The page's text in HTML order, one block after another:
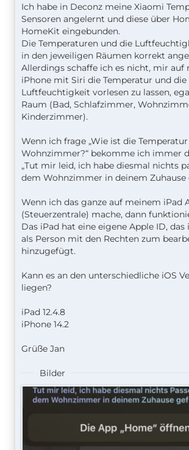
Ich habe in Deconz meine Xiaomi
Sensoren angelernt und diese über
HomeKit eingebunden.
Die Temperaturen und die
in den jeweiligen Räumen korrekt
Allerdings schaffe ich es nicht, mir auf
iPhone mit Siri die Temperatur und die
Luftfeuchtigkeit vorlesen zu lassen,
Raum (Bad, Schlafzimmer,
Kinderzimmer).
Wenn ich frage „Wie ist die
Wohnzimmer?“ bekomme ich immer
„Tut mir leid, ich habe diesmal nichts
dem Wohnzimmer in deinem Zuhause
Wenn ich das ganze auf meinem iPad
(Steuerzentrale) mache, dann
Das iPad hat eine eigene Apple ID,
als Person mit den Rechten zum
hinzugefügt.
Kann es an den unterschiedliche iOS
liegen?
iPad 12.4.8
iPhone 14.2
Grüße Jan
Bilder